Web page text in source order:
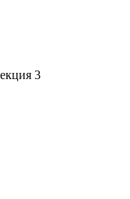
3